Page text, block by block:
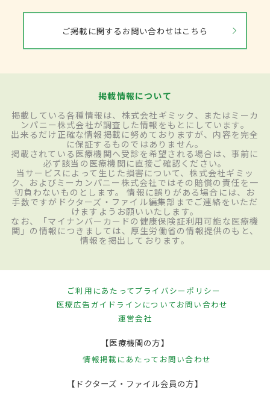
ご掲載に関するお問い合わせはこちら
掲載情報について
掲載している各種情報は、株式会社ギミック、またはミーカ
ンパニー株式会社が調査した情報をもとにしています。
出来るだけ正確な情報掲載に努めておりますが、内容を完全
に保証するものではありません。
掲載されている医療機関へ受診を希望される場合は、事前に
必ず該当の医療機関に直接ご確認ください。
当サービスによって生じた損害について、株式会社ギミッ
ク、およびミーカンパニー株式会社ではその賠償の責任を一
切負わないものとします。 情報に誤りがある場合には、お
手数ですがドクターズ・ファイル編集部までご連絡をいただ
けますようお願いいたします。
なお、「マイナンバーカードの健康保険証利用可能な医療機
関」の情報につきましては、厚生労働省の情報提供のもと、
情報を掲出しております。
ご利用にあたってプライバシーポリシー
医療広告ガイドラインについてお問い合わせ
運営会社
【医療機関の方】
情報掲載にあたって お問い合わせ
【ドクターズ・ファイル会員の方】